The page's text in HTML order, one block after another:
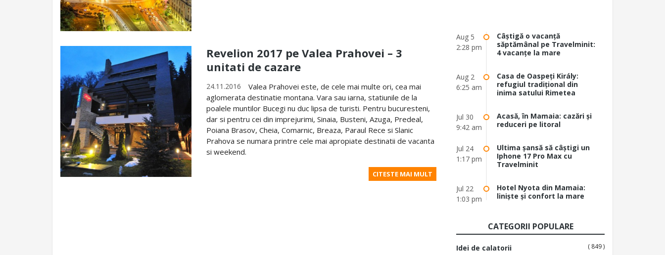
Revelion 2017 pe Valea Prahovei – 3
unitati de cazare
24.11.2016
Valea Prahovei este, de cele mai multe ori, cea mai
aglomerata destinatie montana. Vara sau iarna, statiunile de la
poalele muntilor Bucegi nu duc lipsa de turisti. Pentru bucuresteni,
dar si pentru cei din imprejurimi, Sinaia, Busteni, Azuga, Predeal,
Poiana Brasov, Cheia, Comarnic, Breaza, Paraul Rece si Slanic
Prahova se numara printre cele mai apropiate destinatii de vacanta
si weekend.
CITESTE MAI MULT
Aug 5
2:28 pm
Câștigă o vacanță
săptămânal pe Travelminit:
4 vacanțe la mare
Aug 2
6:25 am
Casa de Oaspeți Király:
refugiul tradițional din
inima satului Rimetea
Jul 30
9:42 am
Acasă, în Mamaia: cazări și
reduceri pe litoral
Jul 24
1:17 pm
Ultima șansă să câștigi un
Iphone 17 Pro Max cu
Travelminit
Jul 22
1:03 pm
Hotel Nyota din Mamaia:
liniște și confort la mare
CATEGORII POPULARE
Idei de calatorii ( 849 )